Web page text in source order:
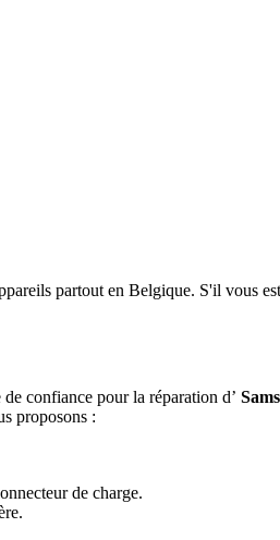
partout en Belgique. S'il vous
de confiance pour la réparation d’
proposons :
de charge.